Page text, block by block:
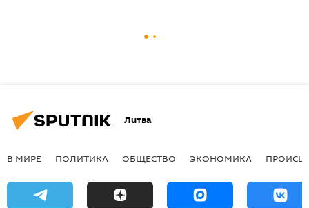
Литва
В МИРЕ ПОЛИТИКА ОБЩЕСТВО ЭКОНОМИКА